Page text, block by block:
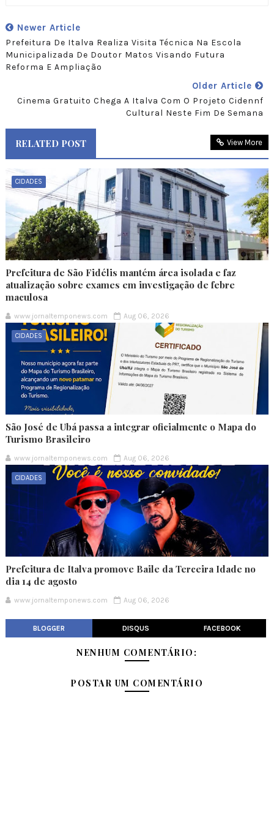
Newer Article
Prefeitura De Italva Realiza Visita Técnica Na Escola
Municipalizada De Doutor Matos Visando Futura
Reforma E Ampliação
Older Article
Cinema Gratuito Chega A Italva Com O Projeto Cidennf
Cultural Neste Fim De Semana
RELATED POST View More
CIDADES
Prefeitura de São Fidélis mantém área isolada e faz
atualização sobre exames em investigação de febre
maculosa
www.jornaltemponews.com Aug 06, 2026
CIDADES
São José de Ubá passa a integrar oficialmente o Mapa do
Turismo Brasileiro
www.jornaltemponews.com Aug 06, 2026
CIDADES
Prefeitura de Italva promove Baile da Terceira Idade no
dia 14 de agosto
www.jornaltemponews.com Aug 06, 2026
BLOGGER DISQUS FACEBOOK
NENHUM COMENTÁRIO:
POSTAR UM COMENTÁRIO